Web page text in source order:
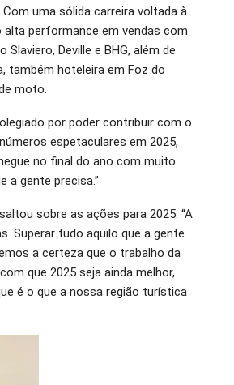
uma sólida carreira voltada à
performance em vendas com
Deville e BHG, além de
também hoteleira em Foz do
moto.
por poder contribuir com o
espetaculares em 2025,
no final do ano com muito
a gente precisa.”
sobre as ações para 2025: “A
Superar tudo aquilo que a gente
a certeza que o trabalho da
que 2025 seja ainda melhor,
é o que a nossa região turística